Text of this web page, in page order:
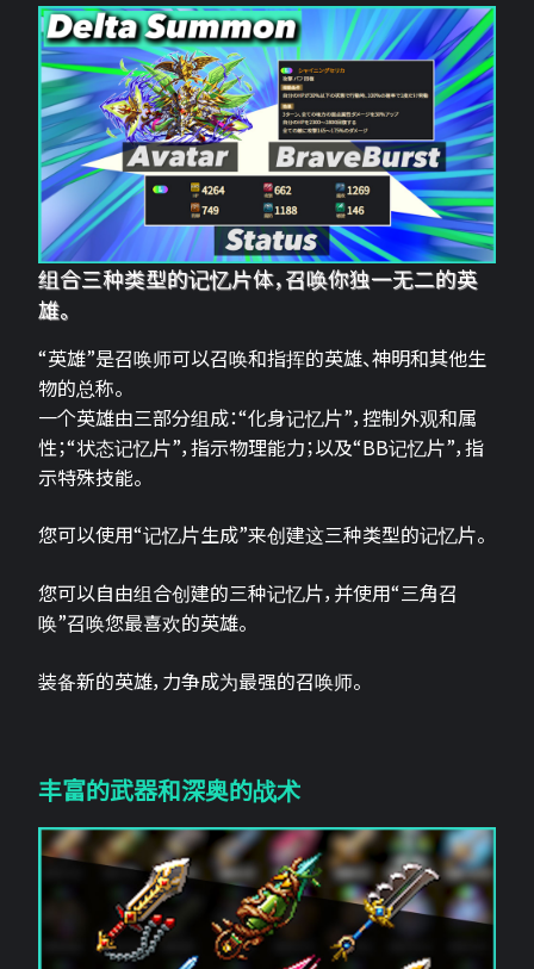
组合三种类型的记忆片体，召唤你独一无二的英
雄。
“英雄”是召唤师可以召唤和指挥的英雄、神明和其他生
物的总称。
一个英雄由三部分组成：“化身记忆片”，控制外观和属
性；“状态记忆片”，指示物理能力；以及“BB记忆片”，指
示特殊技能。
您可以使用“记忆片生成”来创建这三种类型的记忆片。
您可以自由组合创建的三种记忆片，并使用“三角召
唤”召唤您最喜欢的英雄。
装备新的英雄，力争成为最强的召唤师。
丰富的武器和深奥的战术